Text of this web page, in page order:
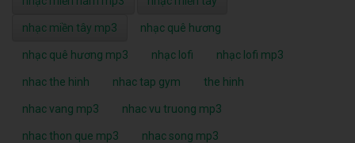
nhạc miền tây mp3 nhạc quê hương
nhạc quê hương mp3 nhạc lofi nhạc lofi mp3
nhac the hinh nhac tap gym the hinh
nhac vang mp3 nhac vu truong mp3
nhac thon que mp3 nhac song mp3